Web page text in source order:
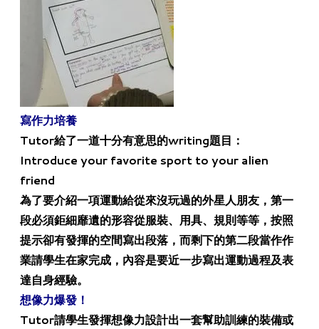
寫作力培養
Tutor給了一道十分有意思的writing題目：
Introduce your favorite sport to your alien
friend
為了要介紹一項運動給從來沒玩過的外星人朋友，第一
段必須鉅細靡遺的形容從服裝、用具、規則等等，按照
提示卻有發揮的空間寫出段落，而剩下的第二段當作作
業請學生在家完成，內容是要近一步寫出運動過程及表
達自身經驗。
​想像力爆發！
Tutor請學生發揮想像力設計出一套幫助訓練的裝備或